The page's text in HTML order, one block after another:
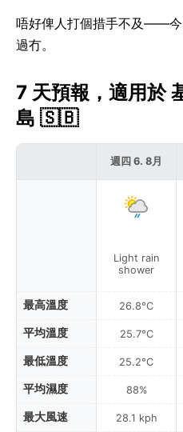
唔好俾人打個措手不及——今
過冇。
7 天預報，適用於
島 🇸🇧
最高溫度
平均溫度
最低溫度
平均濕度
最大風速
週四 6. 8月
Light rain
shower
26.8°C
25.7°C
25.2°C
88%
28.1 kph